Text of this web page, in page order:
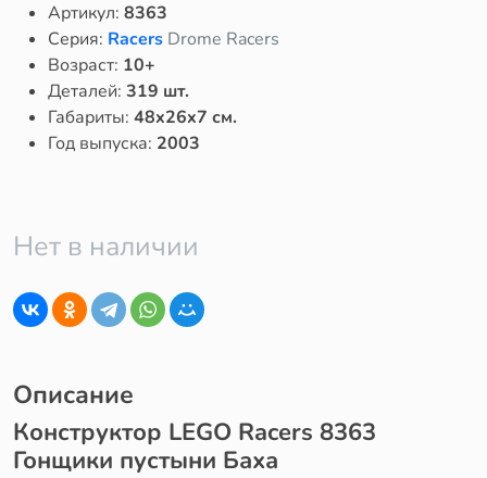
Артикул: 8363
Серия: Racers Drome Racers
Возраст: 10+
Деталей: 319 шт.
Габариты: 48x26x7 см.
Год выпуска: 2003
Нет в наличии
Описание
Конструктор LEGO Racers 8363
Гонщики пустыни Баха